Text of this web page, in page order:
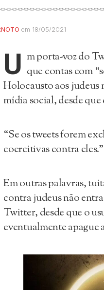
em 18/05/2021
U m porta-voz do
que contas com
Holocausto aos judeus
mídia social, desde
“Se os tweets forem
coercitivas contra eles.”
Em outras palavras,
contra judeus não
Twitter, desde que o
eventualmente apague